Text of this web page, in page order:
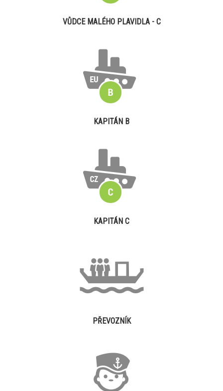
VŮDCE MALÉHO PLAVIDLA - C
KAPITÁN B
KAPITÁN C
PŘEVOZNÍK